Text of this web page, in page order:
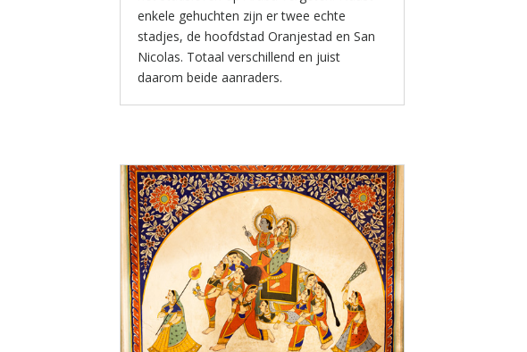
enkele gehuchten zijn er twee echte
stadjes, de hoofdstad Oranjestad en San
Nicolas. Totaal verschillend en juist
daarom beide aanraders.